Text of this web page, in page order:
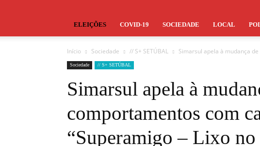
ELEIÇÕES COVID-19 SOCIEDADE LOCAL
Início Sociedade // S+ SETÚBAL Simarsul apela à mudança
Sociedade // S+ SETÚBAL
Simarsul apela à
comportamentos com
“Superamigo – Lixo